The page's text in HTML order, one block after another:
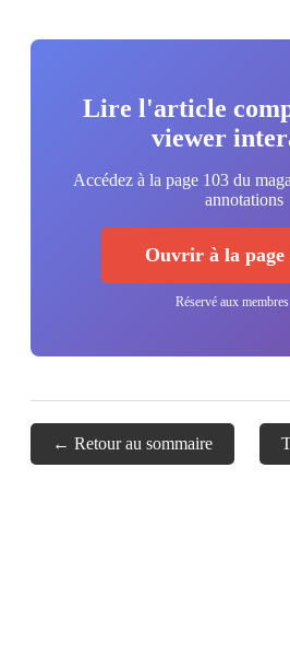
Lire l'article
viewer
Accédez à la page 103 du
annotations
Ouvrir à la
Réservé aux
← Retour au sommaire